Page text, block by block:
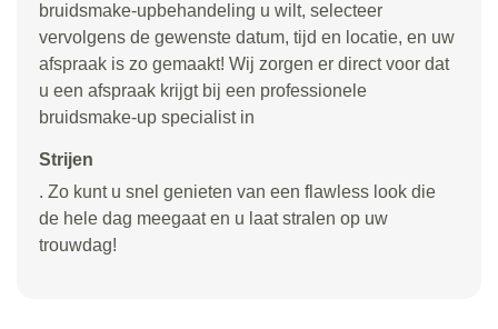
bruidsmake-upbehandeling u wilt, selecteer
vervolgens de gewenste datum, tijd en locatie, en uw
afspraak is zo gemaakt! Wij zorgen er direct voor dat
u een afspraak krijgt bij een professionele
bruidsmake-up specialist in
Strijen
. Zo kunt u snel genieten van een flawless look die
de hele dag meegaat en u laat stralen op uw
trouwdag!